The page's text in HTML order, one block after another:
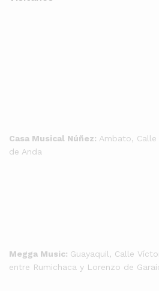
Casa Musical Núñez: Ambato, Calle
de Anda
Megga Music: Guayaquil, Calle
entre Rumichaca y Lorenzo de